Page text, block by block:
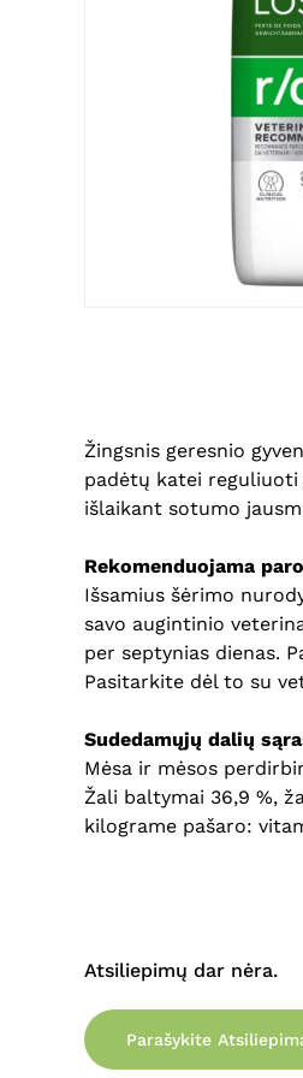
Žingsnis geresnio
padėtų katei reguliuoti
išlaikant sotumo
Rekomenduojama
Išsamius šėrimo
savo augintinio
per septynias dienas.
Pasitarkite dėl to su
Sudedamųjų dalių
Mėsa ir mėsos
Žali baltymai 36,9 %,
kilograme pašaro:
Atsiliepimų dar nėra.
Parašykite